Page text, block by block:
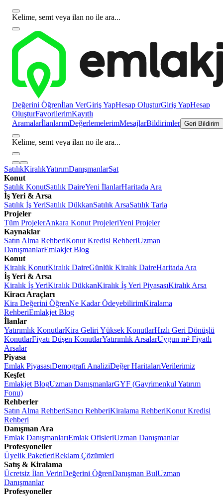
Kelime, semt veya ilan no ile ara...
Değerini Öğrenİlan VerGiriş YapHesap OluşturGiriş YapHesap
OluşturFavorilerimKayıtlı
AramalarİlanlarımDeğerlemelerimMesajlarBildirimler Geri Bildirim
Kelime, semt veya ilan no ile ara...
SatılıkKiralıkYatırımDanışmanlarSat
Konut
Satılık KonutSatılık DaireYeni İlanlarHaritada Ara
İş Yeri & Arsa
Satılık İş YeriSatılık DükkanSatılık ArsaSatılık Tarla
Projeler
Tüm ProjelerAnkara Konut ProjeleriYeni Projeler
Kaynaklar
Satın Alma RehberiKonut Kredisi RehberiUzman
DanışmanlarEmlakjet Blog
Konut
Kiralık KonutKiralık DaireGünlük Kiralık DaireHaritada Ara
İş Yeri & Arsa
Kiralık İş YeriKiralık DükkanKiralık İş Yeri PiyasasıKiralık Arsa
Kiracı Araçları
Kira Değerini ÖğrenNe Kadar ÖdeyebilirimKiralama
RehberiEmlakjet Blog
İlanlar
Yatırımlık KonutlarKira Geliri Yüksek KonutlarHızlı Geri Dönüşlü
KonutlarFiyatı Düşen KonutlarYatırımlık ArsalarUygun m² Fiyatlı
Arsalar
Piyasa
Emlak PiyasasıDemografi AnaliziDeğer HaritalarıVerilerimiz
Keşfet
Emlakjet BlogUzman DanışmanlarGYF (Gayrimenkul Yatırım
Fonu)
Rehberler
Satın Alma RehberiSatıcı RehberiKiralama RehberiKonut Kredisi
Rehberi
Danışman Ara
Emlak DanışmanlarıEmlak OfisleriUzman Danışmanlar
Profesyoneller
Üyelik PaketleriReklam Çözümleri
Satış & Kiralama
Ücretsiz İlan VerinDeğerini ÖğrenDanışman BulUzman
Danışmanlar
Profesyoneller